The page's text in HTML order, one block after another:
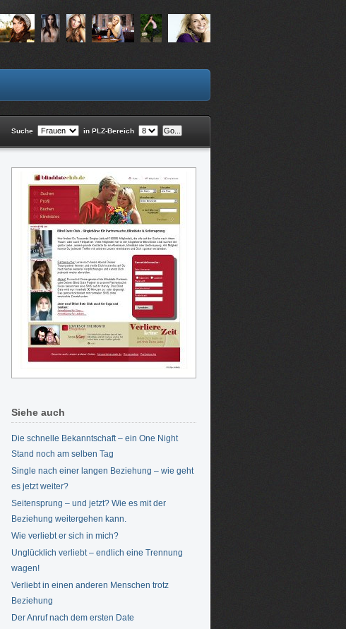
Suche in PLZ-Bereich
Siehe auch
Die schnelle Bekanntschaft – ein One Night
Stand noch am selben Tag
Single nach einer langen Beziehung – wie geht
es jetzt weiter?
Seitensprung – und jetzt? Wie es mit der
Beziehung weitergehen kann.
Wie verliebt er sich in mich?
Unglücklich verliebt – endlich eine Trennung
wagen!
Verliebt in einen anderen Menschen trotz
Beziehung
Der Anruf nach dem ersten Date